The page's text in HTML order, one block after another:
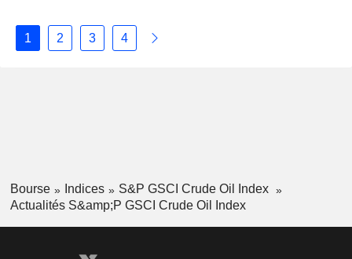
1 2 3 4
Bourse Indices
S&P GSCI Crude Oil Index
Actualités S&amp;P GSCI Crude Oil Index